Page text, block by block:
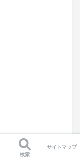
検索
サイトマップ